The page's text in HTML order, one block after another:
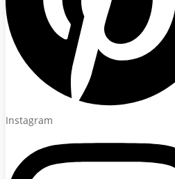
Instagram